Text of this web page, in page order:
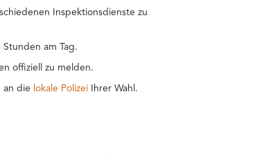
Inspektionsdienste zu
am Tag.
offiziell zu melden.
an die lokale Polizei Ihrer Wahl.